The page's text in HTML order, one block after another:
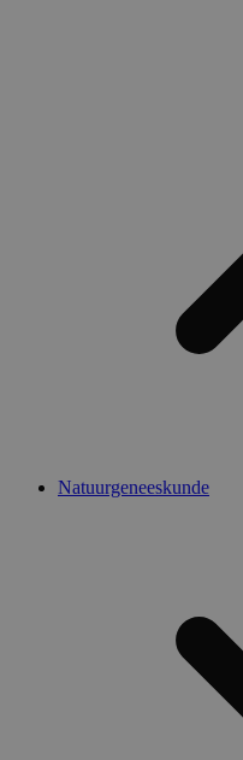
Natuurgeneeskunde